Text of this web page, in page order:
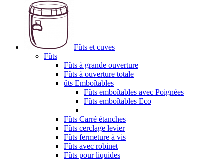
Fûts et cuves
Fûts
Fûts à grande ouverture
Fûts à ouverture totale
ûts Emboîtables
Fûts emboîtables avec Poignées
Fûts emboîtables Eco
Fûts Carré étanches
Fûts cerclage levier
Fûts fermeture à vis
Fûts avec robinet
Fûts pour liquides